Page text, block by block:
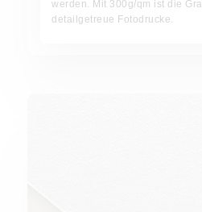
werden. Mit 300g/qm ist die
detailgetreue Fotodrucke.